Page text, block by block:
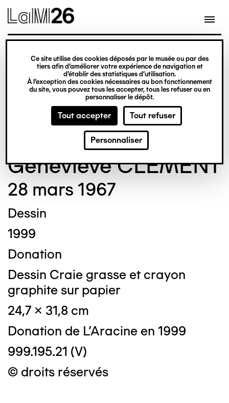
Gestion des cookies
Ce site utilise des cookies déposés par le musée ou par des
tiers afin d’améliorer votre expérience de navigation et
d’établir des statistiques d’utilisation.
À l’exception des cookies nécessaires au bon fonctionnement
du site, vous pouvez tous les accepter, tous les refuser ou en
personnaliser le dépôt.
Tout accepter Tout refuser
Personnaliser
contenu
© Crédit photo : DUBART Cécile
Geneviève CLÉMENT
28 mars 1967
Dessin
1999
Donation
Dessin Craie grasse et crayon
graphite sur papier
24,7 x 31,8 cm
Donation de L'Aracine en 1999
999.195.21 (V)
© droits réservés